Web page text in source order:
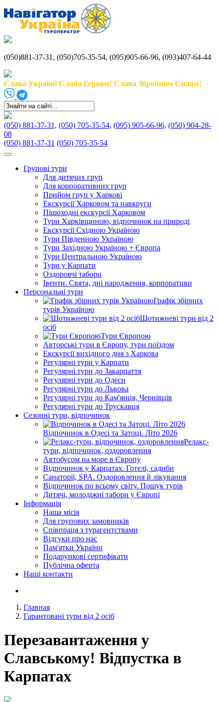
(050)881-37-31, (050)705-35-54, (095)905-66-96, (093)407-64-44
Слава Україні! Слава Героям! Слава Збройним Силам!
(050) 881-37-31, (050) 705-35-54, (095) 905-66-96, (050) 904-28-
08
(050) 881-37-31 (050) 705-35-54
Групові тури
Для дитячих груп
Для корпоративних груп
Прийом груп у Харкові
Екскурсії Харковом та навкруги
Пішоходні екскурсії Харковом
Тури Харківщиною, відпочинок на природі
Екскурсії Східною Україною
Тури Південною Україною
Тури Західною Україною + Європа
Тури Центральною Україною
Тури у Карпати
Оздоровчі табори
Івенти. Свята, дні народження, корпоративи
Персональні тури
Графік збірних
турів Україною
Щотижневі тури від 2
осіб
Тури Європою
Авторські тури в Європу, тури поїздом
Екскурсії вихідного дня з Харкова
Регулярні тури у Карпати
Регулярні тури до Закарпаття
Регулярні тури до Одеси
Регулярні тури до Львова
Регулярні тури до Кам'янця, Чернівців
Регулярні тури до Трускавця
Сезонні тури, відпочинок
Відпочинок в Одесі та Затоці. Літо 2026
Релакс-
тури, відпочинок, оздоровлення
Автобусом на море в Європу
Відпочинок у Карпатах. Готелі, садиби
Санаторії, SPA. Оздоровлення й лікування
Відпочинок по всьому світу. Пошук турів
Дитячі, молодіжні табори у Європі
Інформація
Наша місія
Для групових замовників
Співпраця з турагентствами
Відгуки про нас
Пам'ятки України
Подарункові сертифікати
Публічна оферта
Наші контакти
Главная
Гарантовані тури від 2 осіб
Перезавантаження у
Славському! Відпустка в
Карпатах